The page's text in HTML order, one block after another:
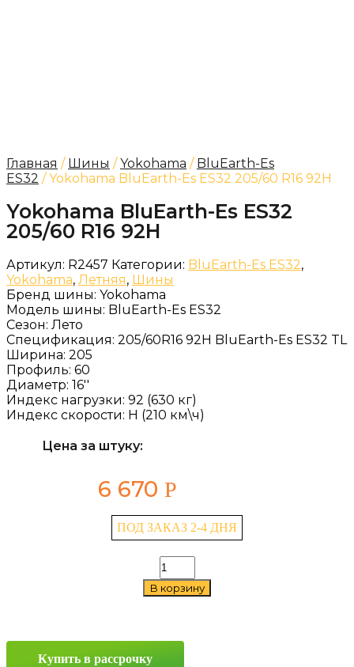
Главная / Шины /Yokohama / BluEarth-Es
ES32 / Yokohama BluEarth-Es ES32 205/60 R16 92H
Yokohama BluEarth-Es ES32
205/60 R16 92H
Артикул: R2457 Категории: BluEarth-Es ES32,
Yokohama, Летняя, Шины
Бренд шины: Yokohama
Модель шины: BluEarth-Es ES32
Сезон: Лето
Спецификация: 205/60R16 92H BluEarth-Es ES32 TL
Ширина: 205
Профиль: 60
Диаметр: 16''
Индекс нагрузки: 92 (630 кг)
Индекс скорости: H (210 км\ч)
Цена за штуку:
6 670 Р
ПОД ЗАКАЗ 2-4 ДНЯ
Количество
товара
Yokohama
205/60
В корзину
Купить в рассрочку